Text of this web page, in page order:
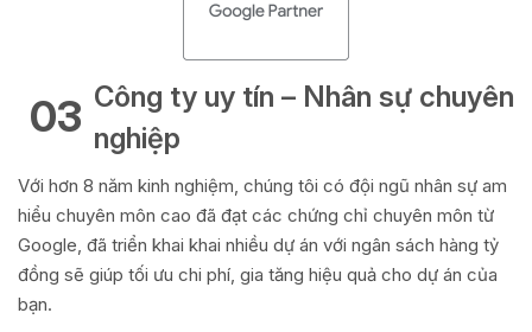
03 Công ty uy tín – Nhân sự chuyên
nghiệp
Với hơn 8 năm kinh nghiệm, chúng tôi có đội ngũ nhân sự am
hiểu chuyên môn cao đã đạt các chứng chỉ chuyên môn từ
Google, đã triển khai khai nhiều dự án với ngân sách hàng tỷ
đồng sẽ giúp tối ưu chi phí, gia tăng hiệu quả cho dự án của
bạn.